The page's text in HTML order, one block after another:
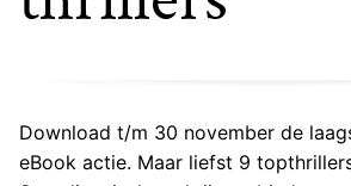
Download t/m 30 november de
eBook actie. Maar liefst 9